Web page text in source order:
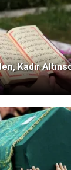
Kadir